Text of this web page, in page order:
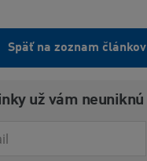
Späť na zoznam článkov
už vám neuniknú